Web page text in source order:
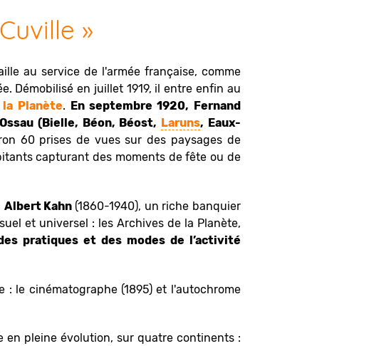
»
au service de l'armée française, comme
Démobilisé en juillet 1919, il entre enfin au
Planète. En septembre 1920, Fernand
(Bielle, Béon, Béost, Laruns, Eaux-
60 prises de vues sur des paysages de
capturant des moments de fête ou de
Albert Kahn (1860-1940), un riche banquier
et universel : les Archives de la Planète,
pratiques et des modes de l’activité
le cinématographe (1895) et l'autochrome
en pleine évolution, sur quatre continents :